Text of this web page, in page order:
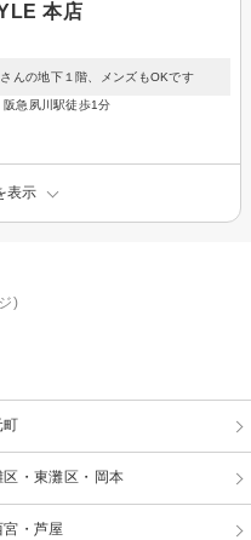
本店
んの地下１階、メンズもOKです
急夙川駅徒歩1分
表示
)
町
区・東灘区・岡本
宮・芦屋